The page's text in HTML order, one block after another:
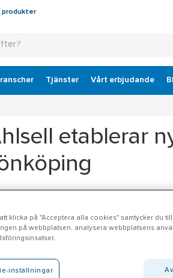
produkter
Tjänster Vårt erbjudande
etablerar
fortsätter sin långsiktiga satsning på
är ett område i stark tillväxt och
klicka på "Acceptera alla cookies" samtycker du
på webbplatsen, analysera webbplatsens
inställningar